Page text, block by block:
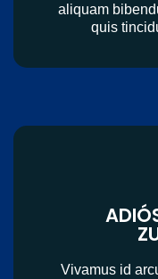
aliquam
quis
Vivamus id